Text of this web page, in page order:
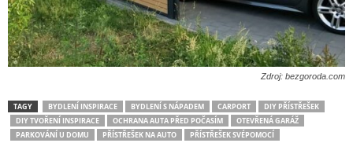
Zdroj: bezgoroda.com
TAGY BYDLENÍ INSPIRACE BYDLENÍ S NÁPADEM CARPORT
DIY PŘÍSTŘEŠEK
DIY TVOŘENÍ INSPIRACE
OCHRANA AUTA PŘED POČASÍM
OTEVŘENÁ GARÁŽ
PARKOVÁNÍ U DOMU
PŘÍSTŘEŠEK NA AUTO
PŘÍSTŘEŠEK SVÉPOMOCÍ